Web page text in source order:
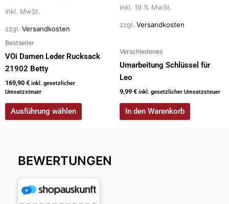
inkl. MwSt.
zzgl. Versandkosten
Bestseller
VOi Damen Leder Rucksack
21902 Betty
169,90 € inkl. gesetzlicher
Umsatzsteuer
Ausführung wählen
auf
Produktseite
gewählt
werden
inkl. 19 % MwSt.
zzgl. Versandkosten
Verschiedenes
Umarbeitung Schlüssel für
Leo
9,99 € inkl. gesetzlicher Umsatzsteuer
In den Warenkorb
BEWERTUNGEN